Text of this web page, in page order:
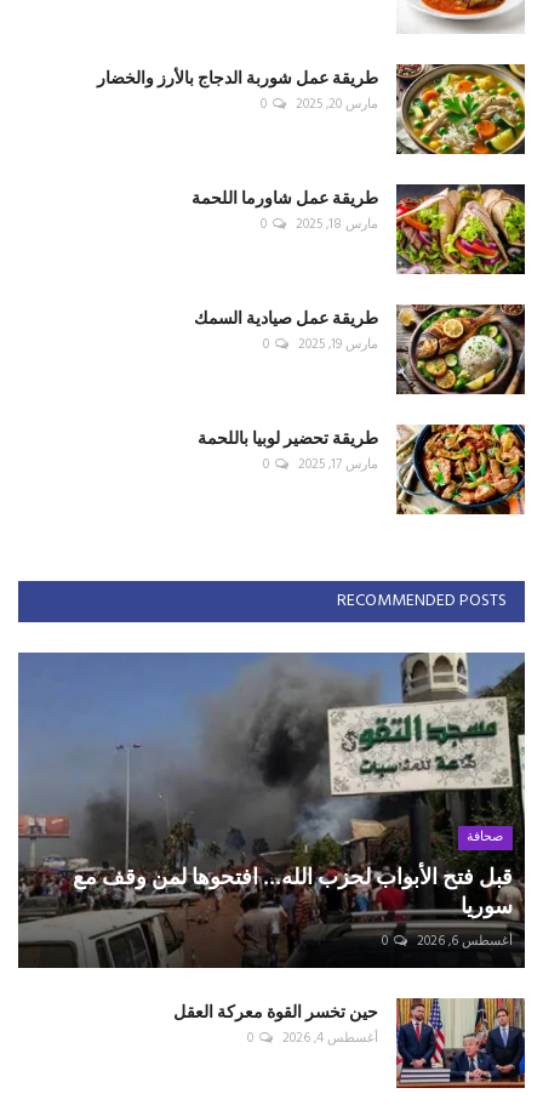
طريقة عمل شوربة الدجاج بالأرز والخضار
مارس 20, 2025 0
طريقة عمل شاورما اللحمة
مارس 18, 2025 0
طريقة عمل صيادية السمك
مارس 19, 2025 0
طريقة تحضير لوبيا باللحمة
مارس 17, 2025 0
RECOMMENDED POSTS
صحافة
قبل فتح الأبواب لحزب الله... افتحوها لمن وقف مع
سوريا
أغسطس 6, 2026 0
حين تخسر القوة معركة العقل
أغسطس 4, 2026 0